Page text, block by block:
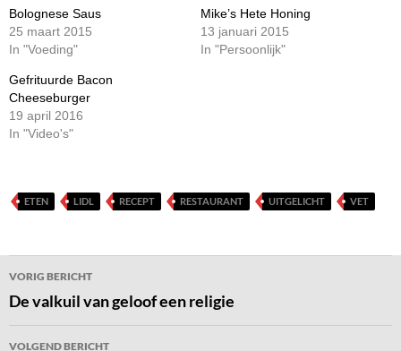
Bolognese Saus
25 maart 2015
In "Voeding"
Mike’s Hete Honing
13 januari 2015
In "Persoonlijk"
Gefrituurde Bacon
Cheeseburger
19 april 2016
In "Video's"
ETEN LIDL RECEPT RESTAURANT UITGELICHT VET
Bericht
navigatie
VORIG BERICHT
De valkuil van geloof een religie
VOLGEND BERICHT